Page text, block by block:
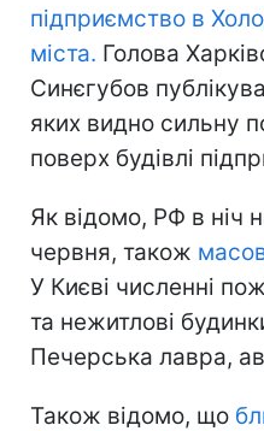
підприємство в
міста. Голова
Синєгубов
яких видно сильну
поверх будівлі
Як відомо, РФ в ніч
червня, також
У Києві численні
та нежитлові
Печерська лавра,
Також відомо, що